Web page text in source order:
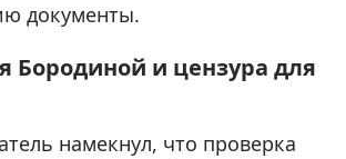
документы.
Бородиной и цензура для
намекнул, что проверка